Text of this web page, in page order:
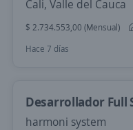
Cali, Valle del Cauca
$ 2.734.553,00 (Mensual)
Hace 7 días
Desarrollador Full
harmoni system